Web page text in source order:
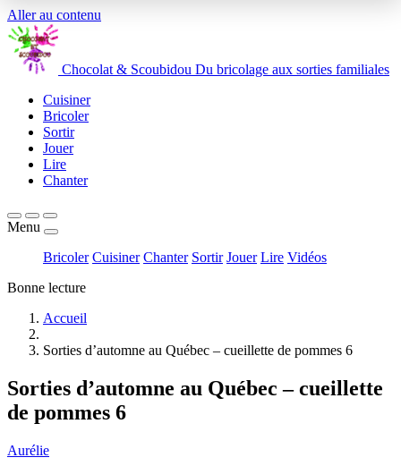
Aller au contenu
Chocolat & Scoubidou Du bricolage aux sorties familiales
Cuisiner
Bricoler
Sortir
Jouer
Lire
Chanter
Menu
Bricoler Cuisiner Chanter Sortir Jouer Lire Vidéos
Bonne lecture
Accueil
Sorties d’automne au Québec – cueillette de pommes 6
Sorties d’automne au Québec – cueillette
de pommes 6
Aurélie